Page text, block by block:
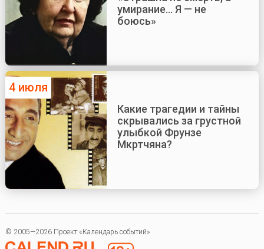
умирание... Я — не
боюсь»
4 июля
Какие трагедии и тайны
скрывались за грустной
улыбкой Фрунзе
Мкртчяна?
© 2005—2026 Проект «Календарь событий»